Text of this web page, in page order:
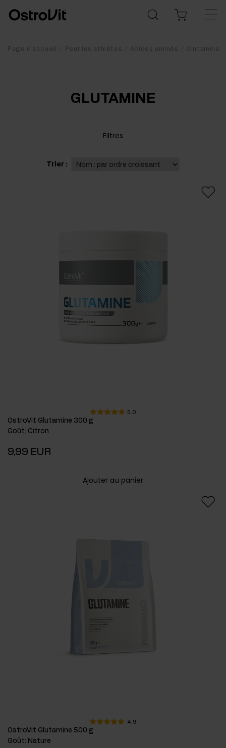
Page d'accueil Pour les athlètes Acides aminés Glutamine
GLUTAMINE
Filtres
Trier :
5.0
OstroVit Glutamine 300 g
Goût: Citron
9,99 EUR
Ajouter au panier
4.9
OstroVit Glutamine 500 g
Goût: Nature